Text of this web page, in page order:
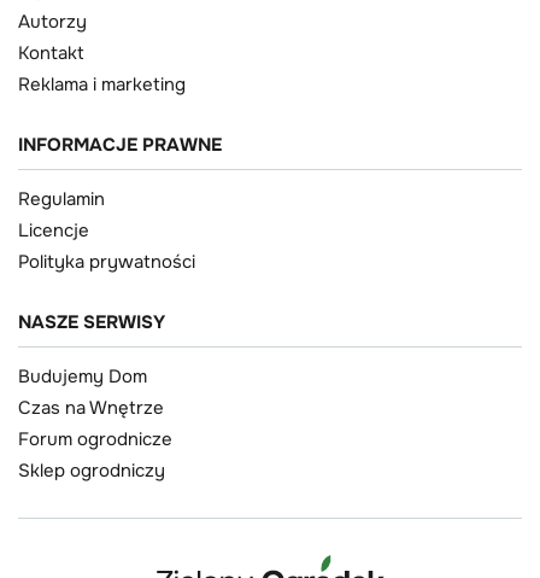
Autorzy
Kontakt
Reklama i marketing
INFORMACJE PRAWNE
Regulamin
Licencje
Polityka prywatności
NASZE SERWISY
Budujemy Dom
Czas na Wnętrze
Forum ogrodnicze
Sklep ogrodniczy